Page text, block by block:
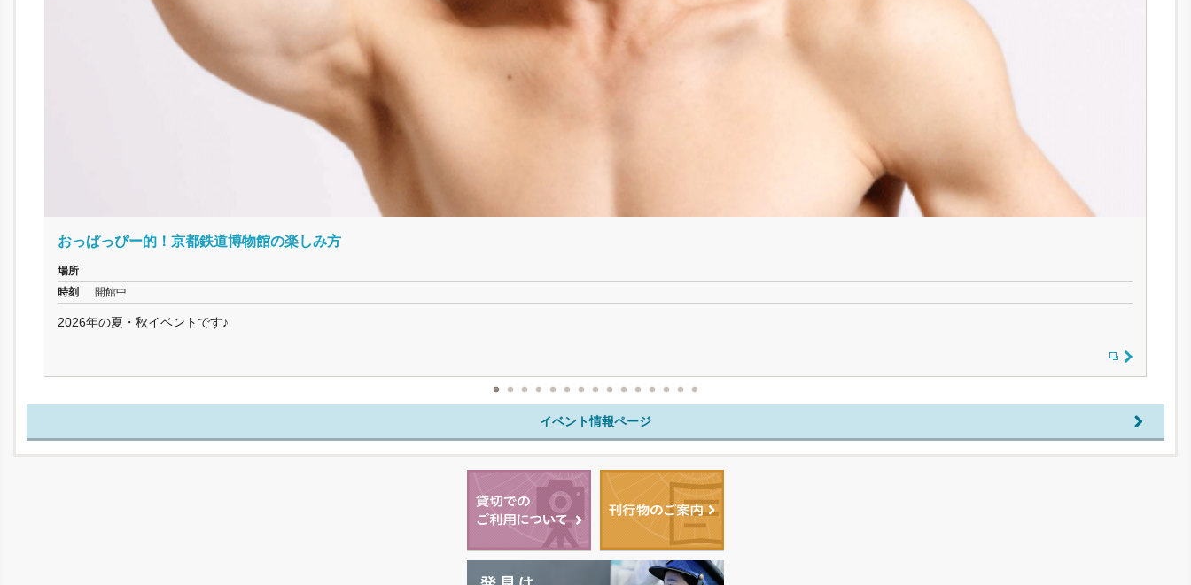
おっぱっぴー的！京都鉄道博物館の楽しみ方
場所
時刻
開館中
2026年の夏・秋イベントです♪
イベント情報ページ